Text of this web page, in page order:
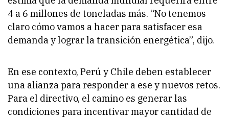
4 a 6 millones de toneladas más. “No tenemos
claro cómo vamos a hacer para satisfacer esa
demanda y lograr la transición energética”, dijo.
En ese contexto, Perú y Chile deben establecer
una alianza para responder a ese y nuevos retos.
Para el directivo, el camino es generar las
condiciones para incentivar mayor cantidad de